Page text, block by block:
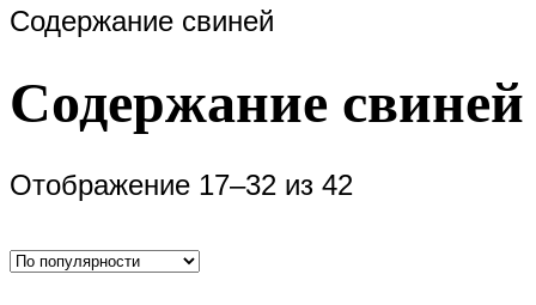
Содержание свиней
Содержание свиней
Отображение 17–32 из 42